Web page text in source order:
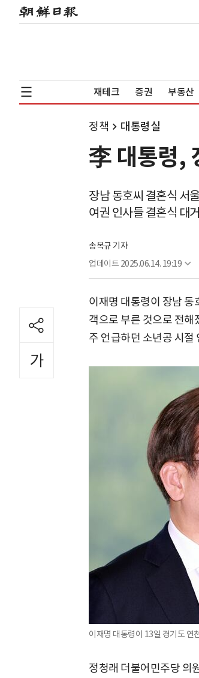
재테크 증권 부동산
정책 대통령실
李 대통령,
장남 동호씨 결혼식 서
여권 인사들 결혼식 대
송복규 기자
업데이트 2025.06.14. 19:19
이재명 대통령이 장남
객으로 부른 것으로 전해
주 언급하던 소년공 시절
이재명 대통령이 13일 경기도 연
정청래 더불어민주당 의